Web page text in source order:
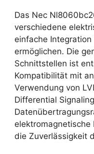
Das Nec
verschiedene
einfache
ermöglichen. Die
Schnittstellen ist
Kompatibilität mit
Verwendung von
Differential
elektromagnetische
die Zuverlässigkeit